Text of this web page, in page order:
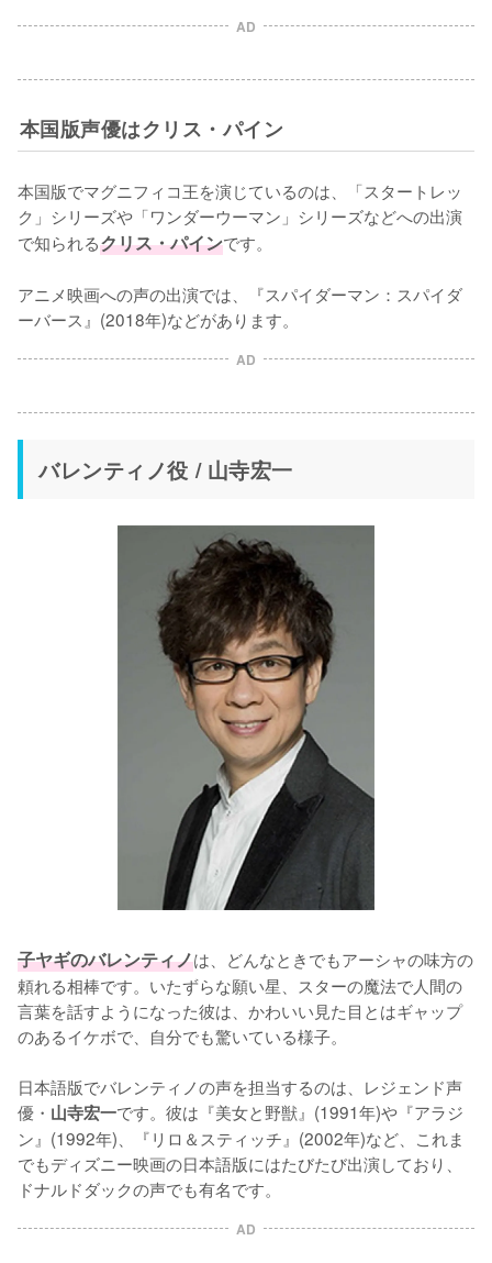
AD
本国版声優はクリス・パイン
本国版でマグニフィコ王を演じているのは、「スタートレッ
ク」シリーズや「ワンダーウーマン」シリーズなどへの出演
で知られるクリス・パインです。
アニメ映画への声の出演では、『スパイダーマン：スパイダ
ーバース』(2018年)などがあります。
AD
バレンティノ役 / 山寺宏一
子ヤギのバレンティノは、どんなときでもアーシャの味方の
頼れる相棒です。いたずらな願い星、スターの魔法で人間の
言葉を話すようになった彼は、かわいい見た目とはギャップ
のあるイケボで、自分でも驚いている様子。
日本語版でバレンティノの声を担当するのは、レジェンド声
優・ 山寺宏一です。彼は『美女と野獣』(1991年)や『アラジ
ン』(1992年)、『リロ＆スティッチ』(2002年)など、これま
でもディズニー映画の日本語版にはたびたび出演しており、
ドナルドダックの声でも有名です。
AD